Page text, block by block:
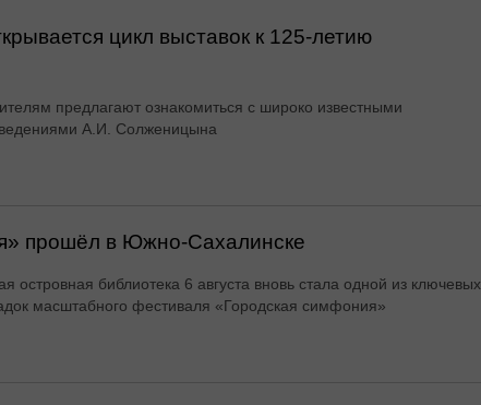
цикл выставок к 125-летию
предлагают ознакомиться с широко известными
А.И. Солженицына
прошёл в Южно-Сахалинске
островная библиотека 6 августа вновь стала одной из ключевых
масштабного фестиваля «Городская симфония»